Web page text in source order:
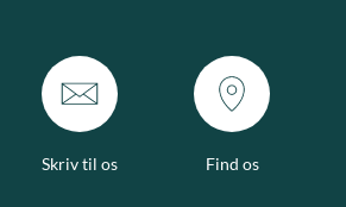
Skriv til os Find os